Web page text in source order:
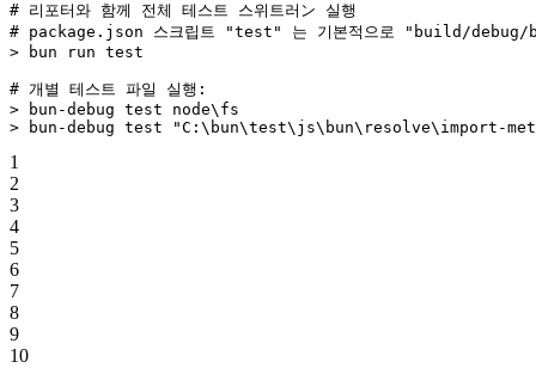
# 리포터와 함께 전체 테스트 스위트러ン 실행
# package.json 스크립트 "test" 는 기본적으로 "build/debug/
> bun run test
# 개별 테스트 파일 실행:
> bun -debug test node\fs
> bun -debug test "C:\bun\test\js\bun\resolve\import-
1
2
3
4
5
6
7
8
9
10